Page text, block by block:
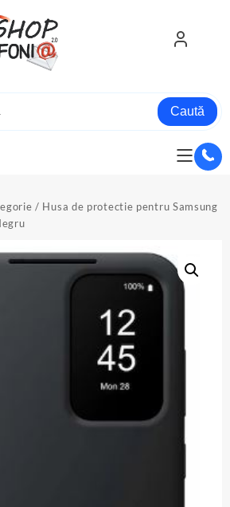
Caută
/ Husa de protectie pentru Samsung